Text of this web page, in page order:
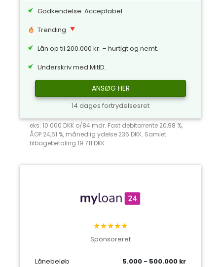
Godkendelse: Acceptabel
Trending
Lån op til 200.000 kr. – hurtigt og nemt.
Underskriv med MitID.
ANSØG HER
14 dages fortrydelsesret
eks: 10.000 DKK o/84 mdr. Fast debitorrente 20,98 %,
ÅOP 24,51 %, månedlig ydelse 235 DKK. Samlet
tilbagebetaling 19.711 DKK.
★★★★★
Sponsoreret
Lånebeløb
5.000 - 500.000 kr